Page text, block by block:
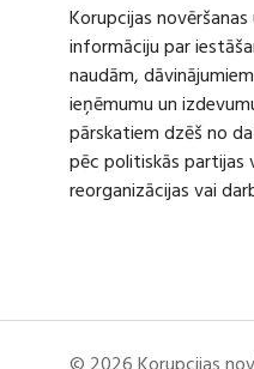
Korupcijas
informāciju par
naudām,
ieņēmumu un
pārskatiem dzēš no
pēc politiskās partijas
reorganizācijas vai